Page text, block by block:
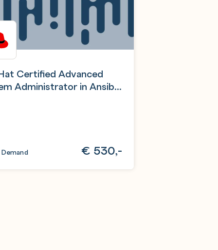
Certified Advanced
Administrator in Ansible
€ 530,-